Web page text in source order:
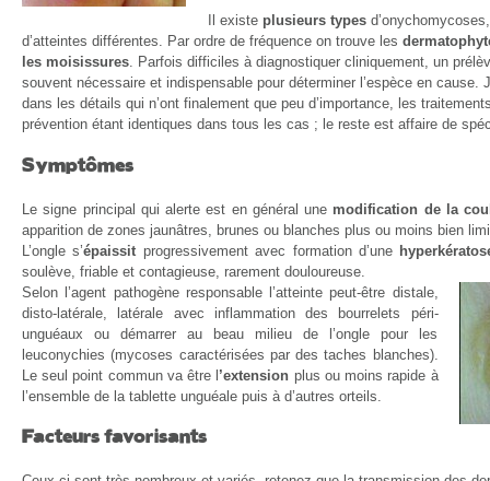
Il existe plusieurs types
d’atteintes différentes. Par ordre de fréquence on trouve les
les moisissures. Parfois difficiles à diagnostiquer cliniquement, un
souvent nécessaire et indispensable pour déterminer l’espèce en cause.
dans les détails qui n’ont finalement que peu d’importance, les
prévention étant identiques dans tous les cas ; le reste est affaire de
Symptômes
Le signe principal qui alerte est en général une modification de la
apparition de zones jaunâtres, brunes ou blanches plus ou moins bien
L’ongle s’épaissit progressivement avec formation d’une
soulève, friable et contagieuse, rarement douloureuse.
Selon l’agent pathogène responsable l’atteinte peut-être distale,
disto-latérale, latérale avec inflammation des bourrelets péri-
unguéaux ou démarrer au beau milieu de l’ongle pour les
leuconychies (mycoses caractérisées par des taches blanches).
Le seul point commun va être l ’extension plus ou moins rapide à
l’ensemble de la tablette unguéale puis à d’autres orteils.
Facteurs favorisants